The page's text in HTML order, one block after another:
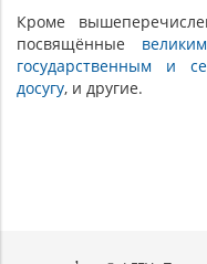
Кроме
посвящённые
государственным и
досугу, и другие.